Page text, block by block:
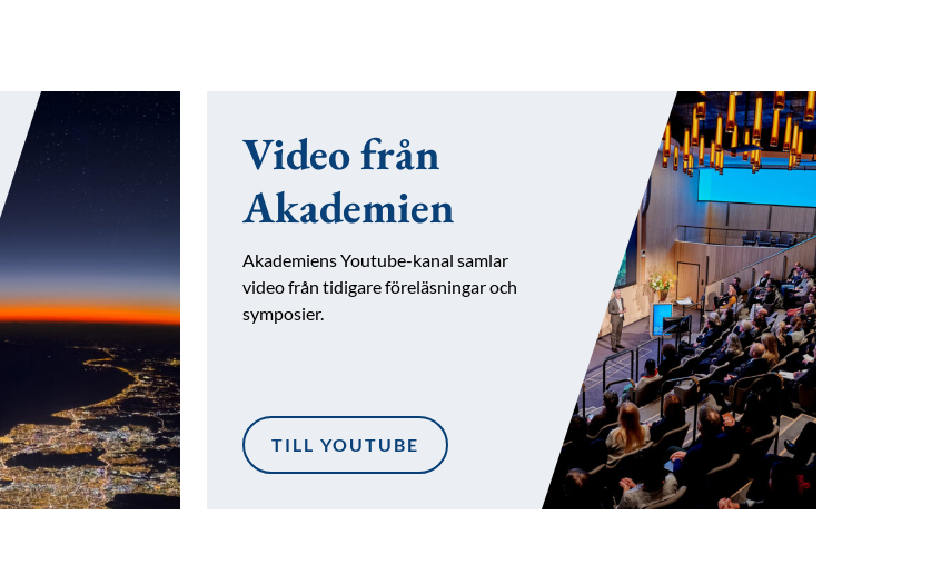
Video från
Akademien
Akademiens Youtube-kanal samlar
video från tidigare föreläsningar och
symposier.
TILL YOUTUBE